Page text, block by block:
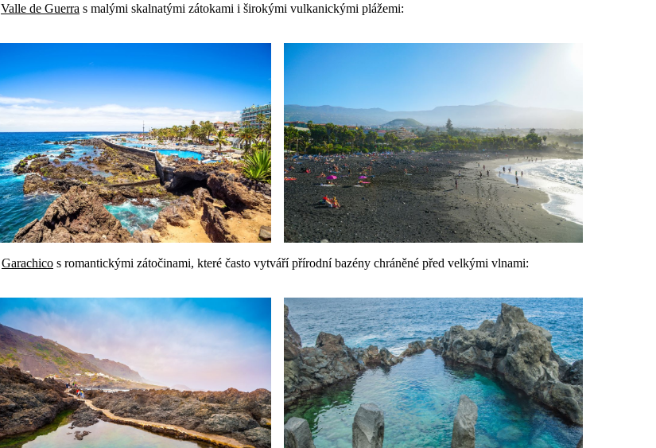
Valle de Guerra s malými skalnatými zátokami i širokými vulkanickými plážemi:
Garachico s romantickými zátočinami, které často vytváří přírodní bazény chráněné před velkými vlnami: